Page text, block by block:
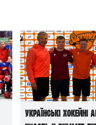
Українські хокейні